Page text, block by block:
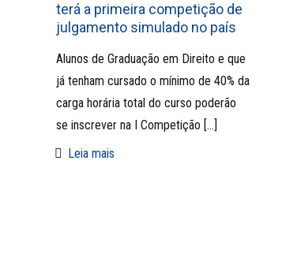
terá a primeira competição de
julgamento simulado no país
Alunos de Graduação em Direito e que
já tenham cursado o mínimo de 40% da
carga horária total do curso poderão
se inscrever na I Competição […]
Leia mais